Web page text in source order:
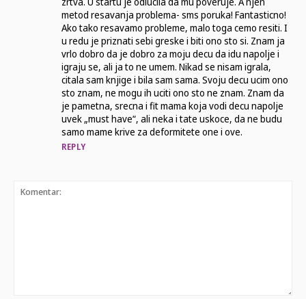
metod resavanja problema- sms poruka! Fantasticno!
Ako tako resavamo probleme, malo toga cemo resiti. I
u redu je priznati sebi greske i biti ono sto si. Znam ja
vrlo dobro da je dobro za moju decu da idu napolje i
igraju se, ali ja to ne umem. Nikad se nisam igrala,
citala sam knjige i bila sam sama. Svoju decu ucim ono
sto znam, ne mogu ih uciti ono sto ne znam. Znam da
je pametna, srecna i fit mama koja vodi decu napolje
uvek „must have“, ali neka i tate uskoce, da ne budu
samo mame krive za deformitete one i ove.
REPLY